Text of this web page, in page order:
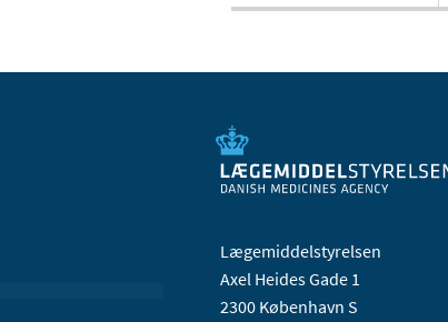
Lægemiddelstyrelsen
Axel Heides Gade 1
2300 København S